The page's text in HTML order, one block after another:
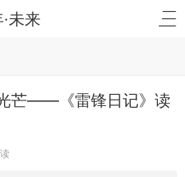
未来
芒——《雷锋日记》读